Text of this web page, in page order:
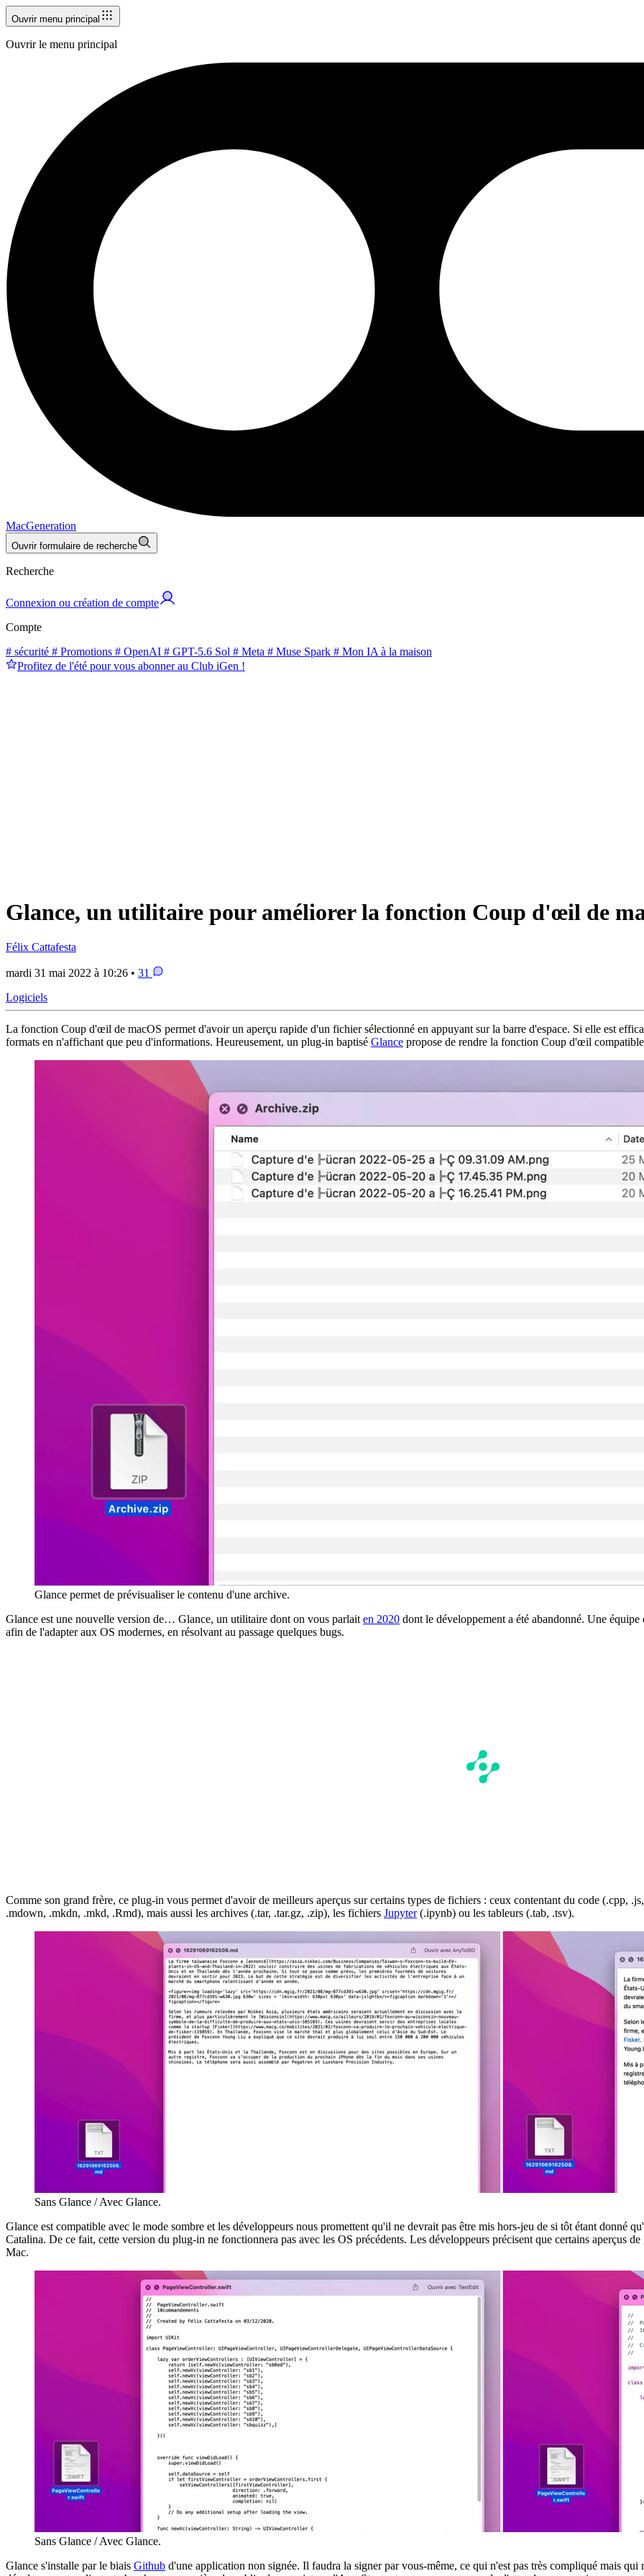
Ouvrir menu principal
Ouvrir le menu principal
MacGeneration
Ouvrir formulaire de recherche
Recherche
Connexion ou création de compte
Compte
# sécurité # Promotions # OpenAI # GPT-5.6 Sol # Meta # Muse Spark # Mon IA à la maison
Profitez de l'été pour vous abonner au Club iGen !
Glance, un utilitaire pour améliorer la fonction Coup d'œil de
Félix Cattafesta
mardi 31 mai 2022 à 10:26 • 31
Logiciels
La fonction Coup d'œil de macOS permet d'avoir un aperçu rapide d'un fichier sélectionné en appuyant sur la barre d'espace. Si elle est
formats en n'affichant que peu d'informations. Heureusement, un plug-in baptisé Glance propose de rendre la fonction Coup d'œil
Glance permet de prévisualiser le contenu d'une archive.
Glance est une nouvelle version de… Glance, un utilitaire dont on vous parlait en 2020 dont le développement a été abandonné. Une
afin de l'adapter aux OS modernes, en résolvant au passage quelques bugs.
Comme son grand frère, ce plug-in vous permet d'avoir de meilleurs aperçus sur certains types de fichiers : ceux contentant du code
.mdown, .mkdn, .mkd, .Rmd), mais aussi les archives (.tar, .tar.gz, .zip), les fichiers Jupyter(.ipynb) ou les tableurs (.tab, .tsv).
Sans Glance / Avec Glance.
Glance est compatible avec le mode sombre et les développeurs nous promettent qu'il ne devrait pas être mis hors-jeu de si tôt étant donné
Catalina. De ce fait, cette version du plug-in ne fonctionnera pas avec les OS précédents. Les développeurs précisent que certains aperçus
Mac.
Sans Glance / Avec Glance.
Glance s'installe par le biais Github d'une application non signée. Il faudra la signer par vous-même, ce qui n'est pas très compliqué mais